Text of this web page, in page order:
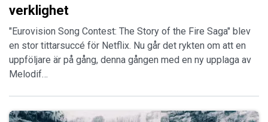
verklighet
"Eurovision Song Contest: The Story of the Fire Saga" blev
en stor tittarsuccé för Netflix. Nu går det rykten om att en
uppföljare är på gång, denna gången med en ny upplaga av
Melodif…